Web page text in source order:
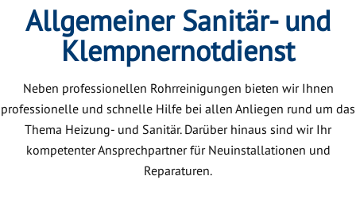
Allgemeiner Sanitär- und
Klempnernotdienst
Neben professionellen Rohrreinigungen bieten wir Ihnen
professionelle und schnelle Hilfe bei allen Anliegen rund um das
Thema Heizung- und Sanitär. Darüber hinaus sind wir Ihr
kompetenter Ansprechpartner für Neuinstallationen und
Reparaturen.